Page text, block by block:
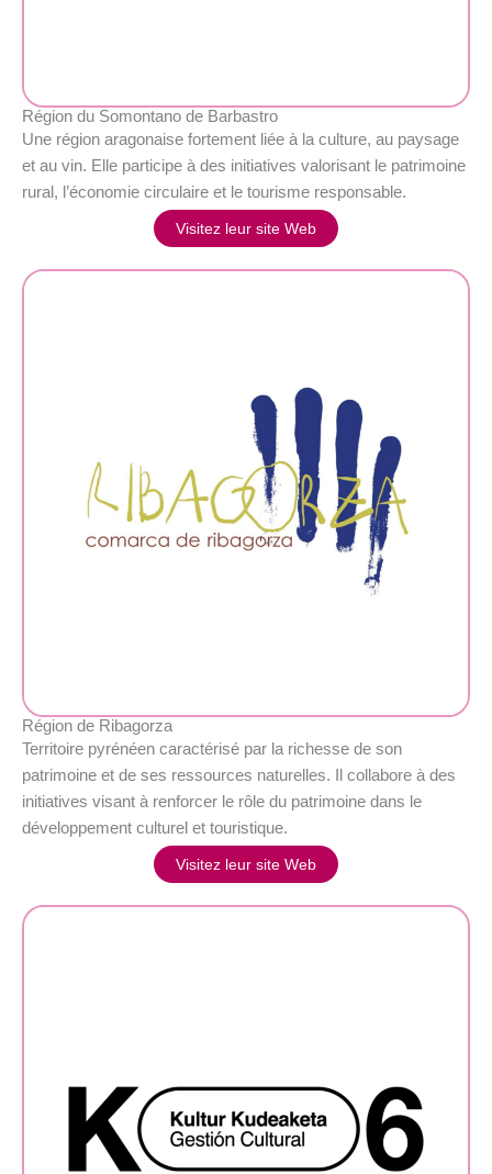
Région du Somontano de Barbastro
Une région aragonaise fortement liée à la culture, au paysage
et au vin. Elle participe à des initiatives valorisant le patrimoine
rural, l’économie circulaire et le tourisme responsable.
Visitez leur site Web
Région de Ribagorza
Territoire pyrénéen caractérisé par la richesse de son
patrimoine et de ses ressources naturelles. Il collabore à des
initiatives visant à renforcer le rôle du patrimoine dans le
développement culturel et touristique.
Visitez leur site Web